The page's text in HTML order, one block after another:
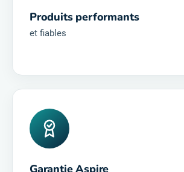
Produits performants
et fiables